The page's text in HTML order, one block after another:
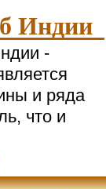
Индии
-
и ряда
что и